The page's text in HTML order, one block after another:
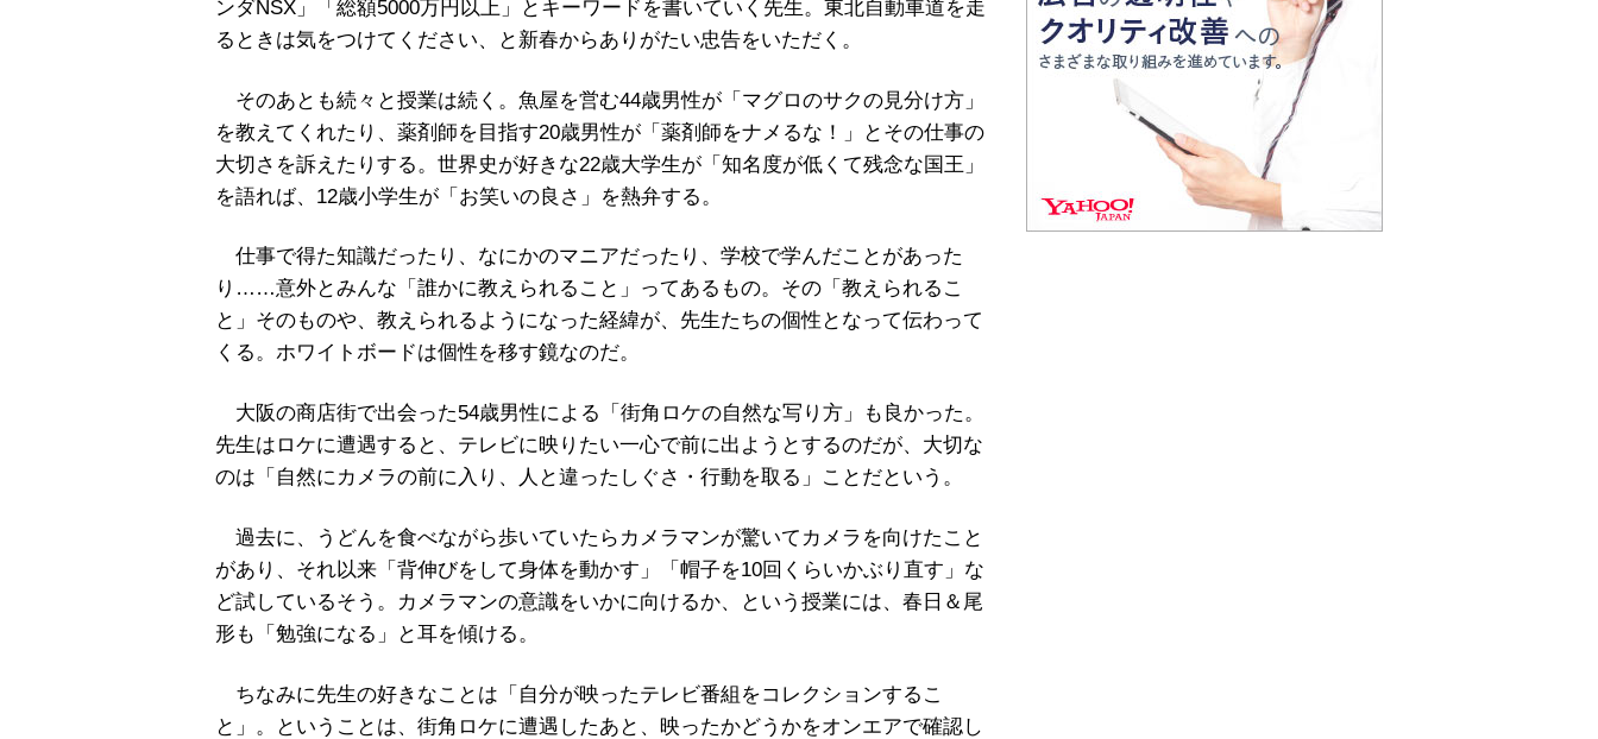
ンダNSX 」「総額5000万円以上」とキーワードを書いていく先生。東北自動車道を走
るときは気をつけてください、と新春からありがたい忠告をいただく。
そのあとも続々と授業は続く。魚屋を営む44歳男性が「マグロのサクの見分け方」
を教えてくれたり、薬剤師を目指す20歳男性が「薬剤師をナメるな！」とその仕事の
大切さを訴えたりする。世界史が好きな22歳大学生が「知名度が低くて残念な国王」
を語れば、 12歳小学生が「お笑いの良さ」を熱弁する。
仕事で得た知識だったり、なにかのマニアだったり、学校で学んだことがあった
り ……意外とみんな「誰かに教えられること」ってあるもの。その「教えられるこ
と」そのものや、教えられるようになった経緯が、先生たちの個性となって伝わって
くる。ホワイトボードは個性を移す鏡なのだ。
大阪の商店街で出会った54歳男性による「街角ロケの自然な写り方」も良かった。
先生はロケに遭遇すると、テレビに映りたい一心で前に出ようとするのだが、大切な
のは「自然にカメラの前に入り、人と違ったしぐさ・行動を取る」ことだという。
過去に、うどんを食べながら歩いていたらカメラマンが驚いてカメラを向けたこと
があり、それ以来「背伸びをして身体を動かす」「帽子を10回くらいかぶり直す」な
ど試しているそう。カメラマンの意識をいかに向けるか、という授業には、春日＆尾
形も「勉強になる」と耳を傾ける。
ちなみに先生の好きなことは「自分が映ったテレビ番組をコレクションするこ
と」。ということは、街角ロケに遭遇したあと、映ったかどうかをオンエアで確認し